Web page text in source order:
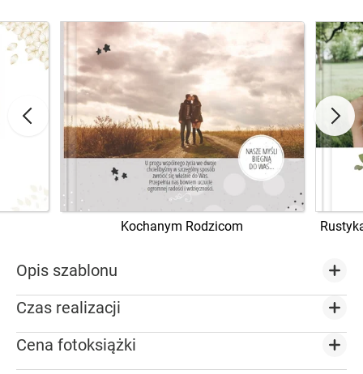
Kochanym Rodzicom
Opis szablonu
Czas realizacji
Cena fotoksiążki